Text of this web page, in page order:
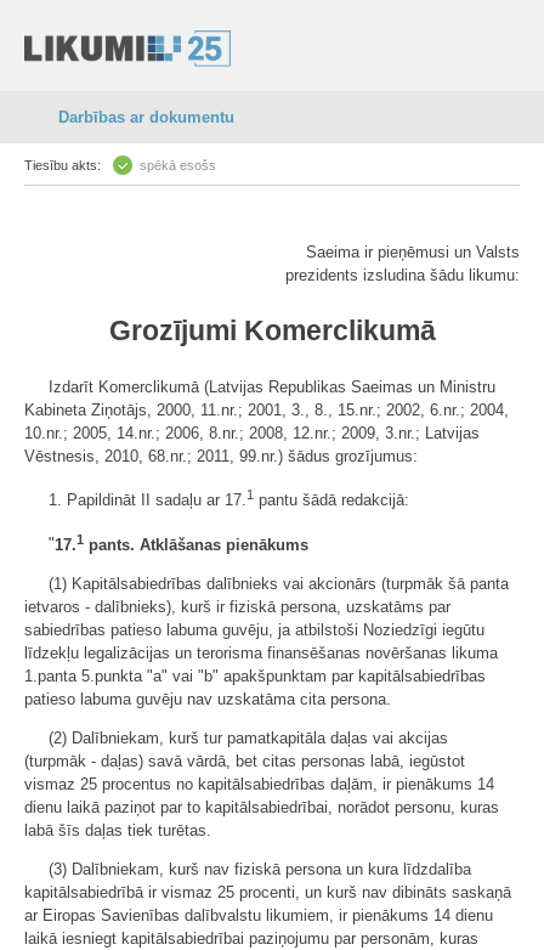
Darbības ar dokumentu
Tiesību akts: spēkā esošs
Saeima ir pieņēmusi un Valsts
prezidents izsludina šādu likumu:
Grozījumi Komerclikumā
Izdarīt Komerclikumā (Latvijas Republikas Saeimas un Ministru
Kabineta Ziņotājs, 2000, 11.nr.; 2001, 3., 8., 15.nr.; 2002, 6.nr.; 2004,
10.nr.; 2005, 14.nr.; 2006, 8.nr.; 2008, 12.nr.; 2009, 3.nr.; Latvijas
Vēstnesis, 2010, 68.nr.; 2011, 99.nr.) šādus grozījumus:
1. Papildināt II sadaļu ar 17.1 pantu šādā redakcijā:
"17.1 pants. Atklāšanas pienākums
(1) Kapitālsabiedrības dalībnieks vai akcionārs (turpmāk šā panta
ietvaros - dalībnieks), kurš ir fiziskā persona, uzskatāms par
sabiedrības patieso labuma guvēju, ja atbilstoši Noziedzīgi iegūtu
līdzekļu legalizācijas un terorisma finansēšanas novēršanas likuma
1.panta 5.punkta "a" vai "b" apakšpunktam par kapitālsabiedrības
patieso labuma guvēju nav uzskatāma cita persona.
(2) Dalībniekam, kurš tur pamatkapitāla daļas vai akcijas
(turpmāk - daļas) savā vārdā, bet citas personas labā, iegūstot
vismaz 25 procentus no kapitālsabiedrības daļām, ir pienākums 14
dienu laikā paziņot par to kapitālsabiedrībai, norādot personu, kuras
labā šīs daļas tiek turētas.
(3) Dalībniekam, kurš nav fiziskā persona un kura līdzdalība
kapitālsabiedrībā ir vismaz 25 procenti, un kurš nav dibināts saskaņā
ar Eiropas Savienības dalībvalstu likumiem, ir pienākums 14 dienu
laikā iesniegt kapitālsabiedrībai paziņojumu par personām, kuras